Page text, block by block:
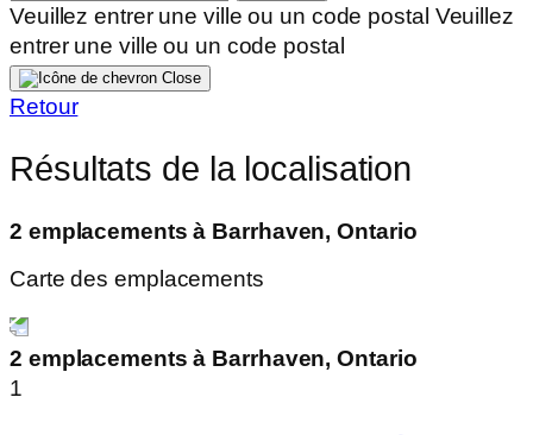
Veuillez entrer une ville ou un code postal Veuillez
entrer une ville ou un code postal
Close
Retour
Résultats de la localisation
2 emplacements à Barrhaven, Ontario
Carte des emplacements
2 emplacements à Barrhaven, Ontario
1